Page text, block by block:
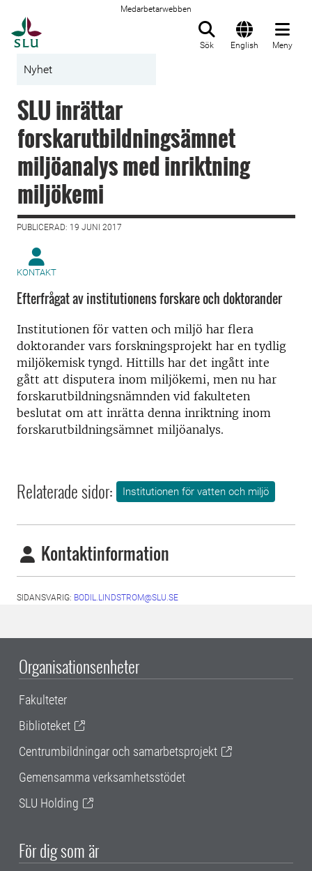
Medarbetarwebben
Sök English Meny
Nyhet
SLU inrättar
forskarutbildningsämnet
miljöanalys med inriktning
miljökemi
PUBLICERAD: 19 JUNI 2017
KONTAKT
Efterfrågat av institutionens forskare och doktorander
Institutionen för vatten och miljö har flera
doktorander vars forskningsprojekt har en tydlig
miljökemisk tyngd. Hittills har det ingått inte
gått att disputera inom miljökemi, men nu har
forskarutbildningsnämnden vid fakulteten
beslutat om att inrätta denna inriktning inom
forskarutbildningsämnet miljöanalys.
Relaterade sidor: Institutionen för vatten och miljö
Kontaktinformation
SIDANSVARIG: BODIL.LINDSTROM@SLU.SE
Organisationsenheter
Fakulteter
Biblioteket
Centrumbildningar och samarbetsprojekt
Gemensamma verksamhetsstödet
SLU Holding
För dig som är